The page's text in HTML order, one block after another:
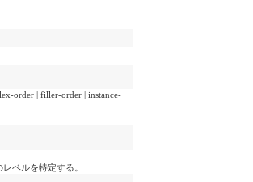
order | filler-order | instance-
ベルを特定する。